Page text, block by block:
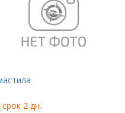
срок 2 дн.